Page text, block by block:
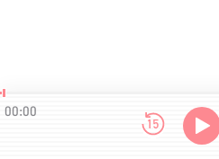
00:00